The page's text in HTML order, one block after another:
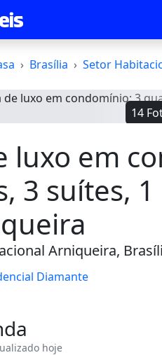
Brasília Setor
14
luxo em
3 suítes, 1
Arniqueira,
Diamante
hoje